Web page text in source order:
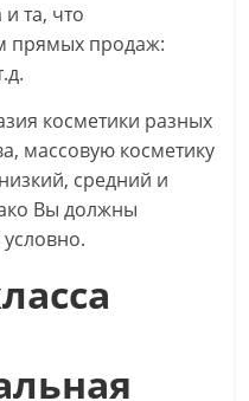
та, что
прямых продаж:
косметики разных
массовую косметику
средний и
Вы должны